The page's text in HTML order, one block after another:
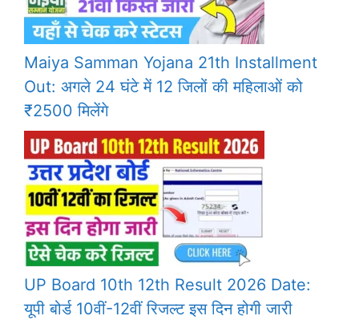
Maiya Samman Yojana 21th Installment
Out: अगले 24 घंटे में 12 जिलों की महिलाओं को
₹2500 मिलेंगे
UP Board 10th 12th Result 2026 Date:
यूपी बोर्ड 10वीं-12वीं रिजल्ट इस दिन होगी जारी